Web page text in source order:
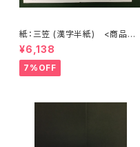
紙：三笠 (漢字半紙) <商品番
号1202>
¥6,138
7%OFF